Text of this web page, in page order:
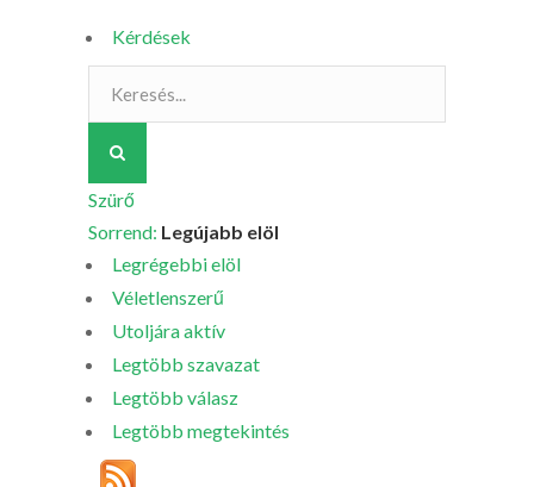
Kérdések
Szürő
Sorrend: Legújabb elöl
Legrégebbi elöl
Véletlenszerű
Utoljára aktív
Legtöbb szavazat
Legtöbb válasz
Legtöbb megtekintés